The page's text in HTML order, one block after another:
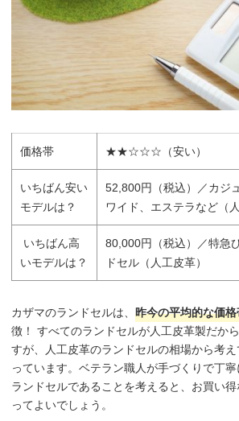
価格帯 ★★☆☆☆（安い）
いちばん安い
モデルは？
52,800円（税込）／カジ
ワイド、エステラなど（
いちばん高
いモデルは？
80,000円（税込）／特急
ドセル（人工皮革）
カザマのランドセルは、 昨今の平均的な価
徴！ すべてのランドセルが人工皮革製だか
すが、人工皮革のランドセルの相場から考
っています。ベテラン職人が手づくりで丁
ランドセルであることを考えると、お買い
ってよいでしょう。